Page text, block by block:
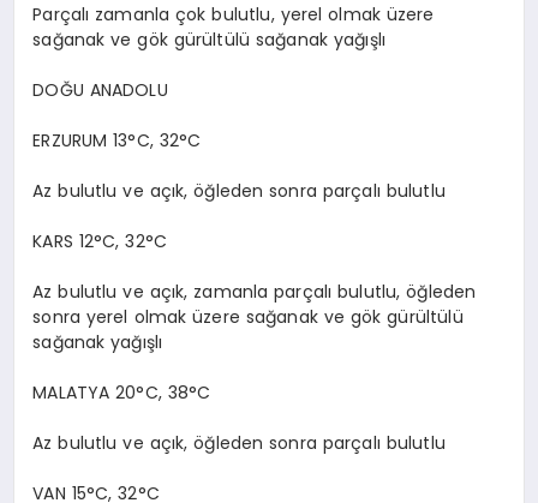
Parçalı zamanla çok bulutlu, yerel olmak üzere
sağanak ve gök gürültülü sağanak yağışlı
DOĞU ANADOLU
ERZURUM 13°C, 32°C
Az bulutlu ve açık, öğleden sonra parçalı bulutlu
KARS 12°C, 32°C
Az bulutlu ve açık, zamanla parçalı bulutlu, öğleden
sonra yerel olmak üzere sağanak ve gök gürültülü
sağanak yağışlı
MALATYA 20°C, 38°C
Az bulutlu ve açık, öğleden sonra parçalı bulutlu
VAN 15°C, 32°C